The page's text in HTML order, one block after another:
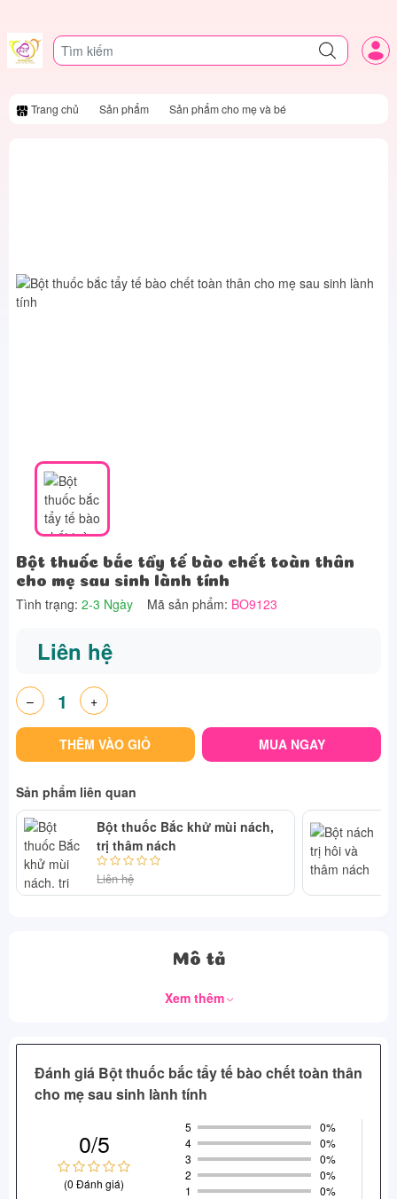
Trang chủ Sản phẩm Sản phẩm cho mẹ và bé
Bột thuốc bắc tẩy tế bào chết toàn thân
cho mẹ sau sinh lành tính
Tình trạng: 2-3 Ngày Mã sản phẩm: BO9123
Liên hệ
– +
THÊM VÀO GIỎ MUA NGAY
Sản phẩm liên quan
Bột thuốc Bắc khử mùi nách,
trị thâm nách
Liên hệ
Mô tả
Xem thêm
Đánh giá Bột thuốc bắc tẩy tế bào chết toàn thân
cho mẹ sau sinh lành tính
0/5
(0 Đánh giá)
5
0%
4
0%
3
0%
2
0%
1
0%